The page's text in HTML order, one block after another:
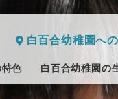
白百合幼稚園へ
色 白百合幼稚園の